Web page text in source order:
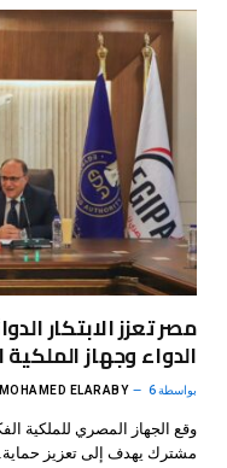
مصر تعزز الابتكار
الدواء وجهاز الملكية
بواسطة MOHAMED ELARABY 6 أغسطس، 2026
وقع الجهاز المصري للملكية
مشترك يهدف إلى تعزيز